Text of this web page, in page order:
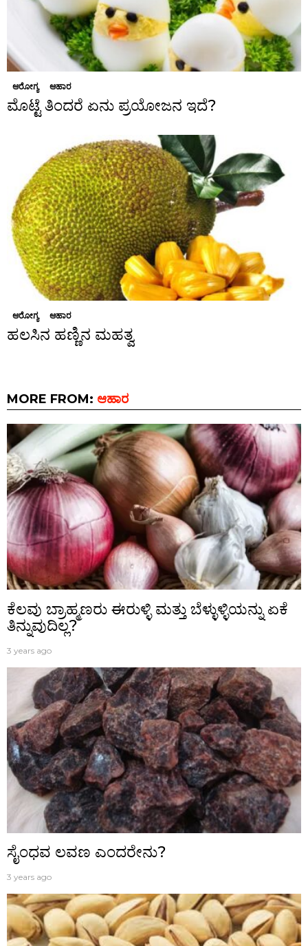
ಆರೋಗ್ಯ ಆಹಾರ
ಮೊಟ್ಟೆ ತಿಂದರೆ ಏನು ಪ್ರಯೋಜನ ಇದೆ?
ಆರೋಗ್ಯ ಆಹಾರ
ಹಲಸಿನ ಹಣ್ಣಿನ ಮಹತ್ವ
MORE FROM: ಆಹಾರ
ಕೆಲವು ಬ್ರಾಹ್ಮಣರು ಈರುಳ್ಳಿ ಮತ್ತು ಬೆಳ್ಳುಳ್ಳಿಯನ್ನು ಏಕೆ
ತಿನ್ನುವುದಿಲ್ಲ?
3 years ago
ಸೈಂಧವ ಲವಣ ಎಂದರೇನು?
3 years ago